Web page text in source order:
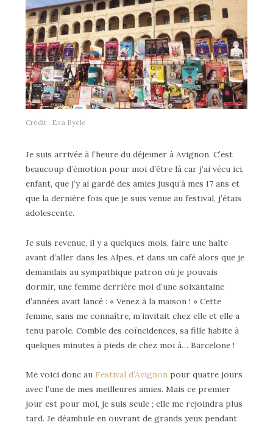
Crédit : Eva Byele
Je suis arrivée à l’heure du déjeuner à Avignon. C’est
beaucoup d’émotion pour moi d’être là car j’ai vécu ici,
enfant, que j’y ai gardé des amies jusqu’à mes 17 ans et
que la dernière fois que je suis venue au festival, j’étais
adolescente.
Je suis revenue, il y a quelques mois, faire une halte
avant d’aller dans les Alpes, et dans un café alors que je
demandais au sympathique patron où je pouvais
dormir, une femme derrière moi d’une soixantaine
d’années avait lancé : « Venez à la maison ! » Cette
femme, sans me connaître, m’invitait chez elle et elle a
tenu parole. Comble des coïncidences, sa fille habite à
quelques minutes à pieds de chez moi à… Barcelone !
Me voici donc au Festival d’Avignon pour quatre jours
avec l’une de mes meilleures amies. Mais ce premier
jour est pour moi, je suis seule ; elle me rejoindra plus
tard. Je déambule en ouvrant de grands yeux pendant